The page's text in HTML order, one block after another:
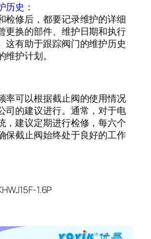
历史 ：
检修后，都要记录维护的详细
更换的部件、维护日期和执行
这有助于跟踪阀门的维护历史
护计划。
率可以根据截止阀的使用情况
司的建议进行。通常，对于电
，建议定期进行检修，每六个
保截止阀始终处于良好的工作
1.6P